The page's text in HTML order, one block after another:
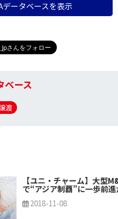
データベースを表示
ベース
渡
【ユニ・チャーム】大型
で“アジア制覇”に一歩前
2018-11-08